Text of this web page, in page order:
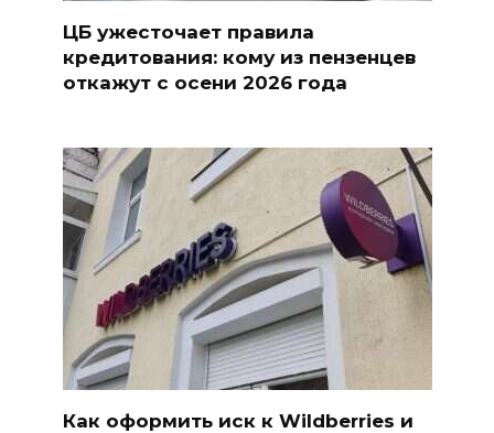
ЦБ ужесточает правила
кредитования: кому из пензенцев
откажут с осени 2026 года
Как оформить иск к Wildberries и